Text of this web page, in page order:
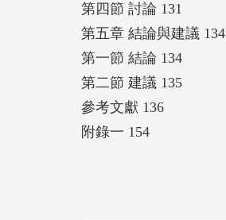
第四節 討論 131
第五章 結論與建議 134
第一節 結論 134
第二節 建議 135
參考文獻 136
附錄一 154